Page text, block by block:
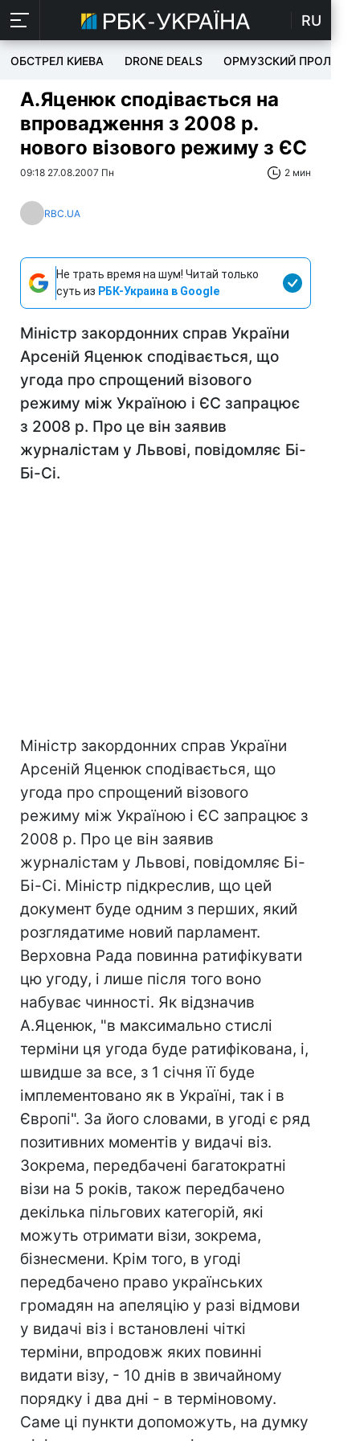
RU
ОБСТРЕЛ КИЕВА DRONE DEALS ОРМУЗСКИЙ ПРОЛИВ
А.Яценюк сподівається на
впровадження з 2008 р.
нового візового режиму з ЄС
09:18 27.08.2007 Пн 2 мин
RBC.UA
Не трать время на шум! Читай только
суть из РБК-Украина в Google
Міністр закордонних справ України
Арсеній Яценюк сподівається, що
угода про спрощений візового
режиму між Україною і ЄС запрацює
з 2008 р. Про це він заявив
журналістам у Львові, повідомляє Бі-
Бі-Сі.
Міністр закордонних справ України
Арсеній Яценюк сподівається, що
угода про спрощений візового
режиму між Україною і ЄС запрацює з
2008 р. Про це він заявив
журналістам у Львові, повідомляє Бі-
Бі-Сі. Міністр підкреслив, що цей
документ буде одним з перших, який
розглядатиме новий парламент.
Верховна Рада повинна ратифікувати
цю угоду, і лише після того воно
набуває чинності. Як відзначив
А.Яценюк, "в максимально стислі
терміни ця угода буде ратифікована, і,
швидше за все, з 1 січня її буде
імплементовано як в Україні, так і в
Європі". За його словами, в угоді є ряд
позитивних моментів у видачі віз.
Зокрема, передбачені багатократні
візи на 5 років, також передбачено
декілька пільгових категорій, які
можуть отримати візи, зокрема,
бізнесмени. Крім того, в угоді
передбачено право українських
громадян на апеляцію у разі відмови
у видачі віз і встановлені чіткі
терміни, впродовж яких повинні
видати візу, - 10 днів в звичайному
порядку і два дні - в терміновому.
Саме ці пункти допоможуть, на думку